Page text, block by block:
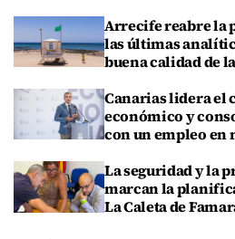
Arrecife reabre la
las últimas
buena calidad de
Canarias lidera el
económico y
con un empleo
La seguridad y la
marcan la
La Caleta de